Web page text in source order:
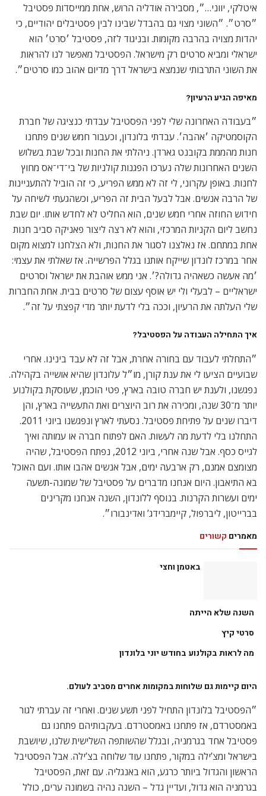
איטלקי, יווני…״, מסבירה אודליה הרוש, אחת ממייסדות פסטיבל
״סרט״. ״השוני מצוי גם בהבדל שבינו לבין פסטיבלים יהודיים, כי
יהדות מצויה בהרבה מקומות. ובניגוד לזה, פסטיבל ׳סרט׳ הוא
ישראלי ומביא סרטים רק מישראל. הפסטיבל מאפשר לנו להראות
את השוני התרבותי שנמצא בישראל דרך מדיום אהוב כמו סרטים״.
מאיפה הגיע הרעיון?
״בעבודה האחרונה שלי לפני הפסטיבל עבדתי כנציגה של חברת
הקוסמטיקה ׳אהבה׳. עבדתי בלונדון, וכעבור חמש שנים פתחנו
חנות מהממת בקובנט גארדן. ניהלתי את החנות ובכל שבת בשלוש
השנים האחרונות שלה נערכו הפגנות קולניות של בי־די־אס מחוץ
לחנות. באופן עקרוני, לי זה לא ממש הפריע, כי זה הוביל להתעניינות
של הרבה אנשים. אבל לבעל הבית זה הפריע, וכשהגעתי לשיחה על
חידוש החוזה אחרי חמש שנים, הוא החליט לא לחדש אותו. יום שבת
נחשב ליום הקניות המרכזי, והוא לא רצה ליצור פאניקה סביב חנות
אחת במתחם. אז נאלצנו לסגור את החנות, ולא הצלחנו למצוא מקום
אחר במרכז לונדון שייקח אותנו בגלל הפרשייה. אז שאלתי את עצמי:
׳מה אעשה כשאהיה גדולה?׳. אני ממש אוהבת את ישראל וסרטים
ישראליים – לבעלי ולי יש אוסף עצום של סרטים בבית. אחת החברות
שלי העלתה את הרעיון, וככה בלי לדעת יותר מדי קפצתי על זה״.
איך התחילה העבודה על הפסטיבל?
״התחלתי לעבוד עם בחורה אחרת, אבל זה לא עבד בינינו. אחרי
שבועיים הציעו לי את ענת קורן, מו״ל עלונדון שהיא אושייה בקהילה.
נפגשנו, ולענת יש חברה טובה בארץ, פטי הוכמן, שעוסקת בקולנוע
יותר מ־30 שנה, ומכירה את רוב היוצרים ואת התעשייה בארץ, והן
דיברו שנים על פתיחת פסטיבל. נסעתי לארץ ונפגשנו ביוני 2011.
התחלנו בלי לדעת מה לעשות. האם לפתוח חברה או עמותה ואיך
לגייס כסף. אבל שנה אחרי, ביוני 2012, נפתח הפסטיבל, שהיה
מצומצם אמנם, רק ארבעה ימים, אבל אנשים אהבו אותו. ועם האוכל
בא התיאבון. היום אנחנו מדברים על פסטיבל של שמונה-תשעה
ימים ועשרות הקרנות. בנוסף ללונדון, השנה אנחנו מקרינים
בברייטון, ליברפול, קיימברידג’ ואדינבורו״.
מאמרים קשורים
באטמן וחצי
השנה שלא הייתה
סרטי קיץ
מה לראות בקולנוע בחודש יוני בלונדון
היום קיימות גם שלוחות במקומות אחרים מסביב לעולם.
״הפסטיבל בלונדון התחיל לפני תשע שנים. ואחרי זה עברתי לגור
באמסטרדם, אז פתחנו באמסטרדם. בעקבותיהם פתחנו גם
פסטיבל אחד בגרמניה, ובגלל שהשותפה השלישית שלנו, שיושבת
בישראל ומצ’ילה במקור, פתחנו עוד שלוחה בצ’ילה. אבל הפסטיבל
הראשון והגדול ביותר כרגע, הוא באנגליה. עם זאת, הפסטיבל
בגרמניה הוא גדול, ועדיין גדל – השנה נהיה בשמונה ערים, כולל